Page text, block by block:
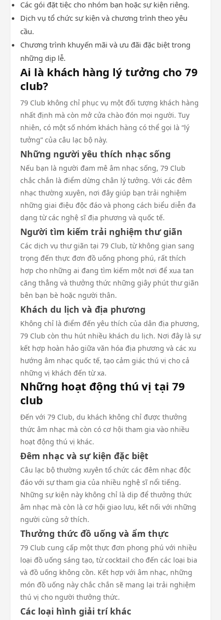
Các gói đặt tiệc cho nhóm bạn hoặc sự kiện riêng.
Dịch vụ tổ chức sự kiện và chương trình theo yêu
cầu.
Chương trình khuyến mãi và ưu đãi đặc biệt trong
những dịp lễ.
Ai là khách hàng lý tưởng cho 79
club?
79 Club không chỉ phục vụ một đối tượng khách hàng
nhất định mà còn mở cửa chào đón mọi người. Tuy
nhiên, có một số nhóm khách hàng có thể gọi là “lý
tưởng” của câu lạc bộ này.
Những người yêu thích nhạc sống
Nếu bạn là người đam mê âm nhạc sống, 79 Club
chắc chắn là điểm dừng chân lý tưởng. Với các đêm
nhạc thường xuyên, nơi đây giúp bạn trải nghiệm
những giai điệu độc đáo và phong cách biểu diễn đa
dạng từ các nghệ sĩ địa phương và quốc tế.
Người tìm kiếm trải nghiệm thư giãn
Các dịch vụ thư giãn tại 79 Club, từ không gian sang
trọng đến thực đơn đồ uống phong phú, rất thích
hợp cho những ai đang tìm kiếm một nơi để xua tan
căng thẳng và thưởng thức những giây phút thư giãn
bên bạn bè hoặc người thân.
Khách du lịch và địa phương
Không chỉ là điểm đến yêu thích của dân địa phương,
79 Club còn thu hút nhiều khách du lịch. Nơi đây là sự
kết hợp hoàn hảo giữa văn hóa địa phương và các xu
hướng âm nhạc quốc tế, tạo cảm giác thú vị cho cả
những vị khách đến từ xa.
Những hoạt động thú vị tại 79
club
Đến với 79 Club, du khách không chỉ được thưởng
thức âm nhạc mà còn có cơ hội tham gia vào nhiều
hoạt động thú vị khác.
Đêm nhạc và sự kiện đặc biệt
Câu lạc bộ thường xuyên tổ chức các đêm nhạc độc
đáo với sự tham gia của nhiều nghệ sĩ nổi tiếng.
Những sự kiện này không chỉ là dịp để thưởng thức
âm nhạc mà còn là cơ hội giao lưu, kết nối với những
người cùng sở thích.
Thưởng thức đồ uống và ẩm thực
79 Club cung cấp một thực đơn phong phú với nhiều
loại đồ uống sáng tạo, từ cocktail cho đến các loại bia
và đồ uống không cồn. Kết hợp với âm nhạc, những
món đồ uống này chắc chắn sẽ mang lại trải nghiệm
thú vị cho người thưởng thức.
Các loại hình giải trí khác